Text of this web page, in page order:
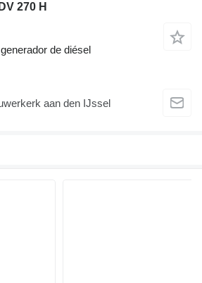
270 H
de diésel
aan den IJssel